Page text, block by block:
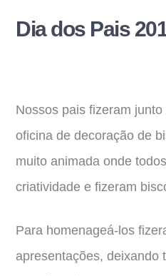
Dia dos Pais
Nossos pais fizeram
oficina de decoração de
muito animada onde
criatividade e fizeram
Para homenageá-los
apresentações, deixando